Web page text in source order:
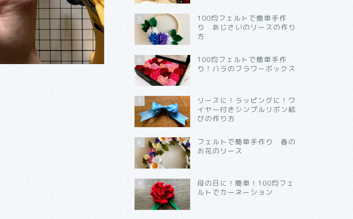
5
100均フェルトで簡単手作
り あじさいのリースの作り
方
6
100均フェルトで簡単手作
り！バラのフラワーボックス
7
リースに！ラッピングに！ワ
イヤー付きシンプルリボン結
びの作り方
8
フェルトで簡単手作り 春の
お花のリース
9
母の日に！簡単！100均フェ
ルトでカーネーション